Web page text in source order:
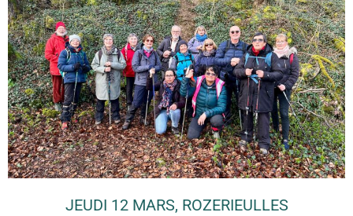
JEUDI 12 MARS, ROZERIEULLES